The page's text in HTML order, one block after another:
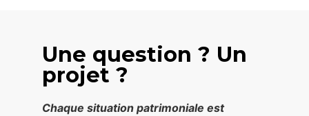
Une question ? Un
projet ?
Chaque situation patrimoniale est